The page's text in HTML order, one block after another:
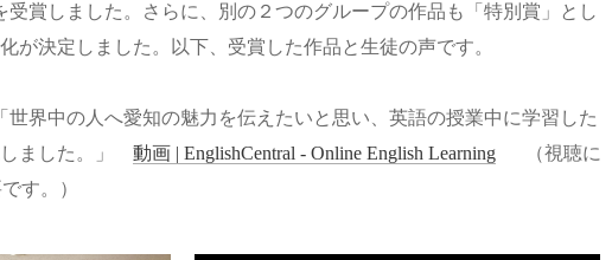
受賞しました。さらに、別の２つのグループの作品も「特別賞」とし
が決定しました。以下、受賞した作品と生徒の声です。
界中の人へ愛知の魅力を伝えたいと思い、英語の授業中に学習した
しました。」 動画 | EnglishCentral - Online English Learning
（視聴に
す。）